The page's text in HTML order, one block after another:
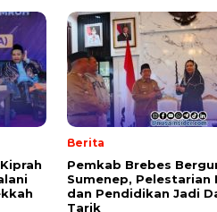
Berita
Pemkab Brebes
Sumenep, Pelestarian
dan Pendidikan Jadi
Tarik